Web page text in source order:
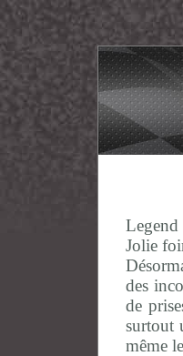
Legend
Jolie
des
de
surtout
même